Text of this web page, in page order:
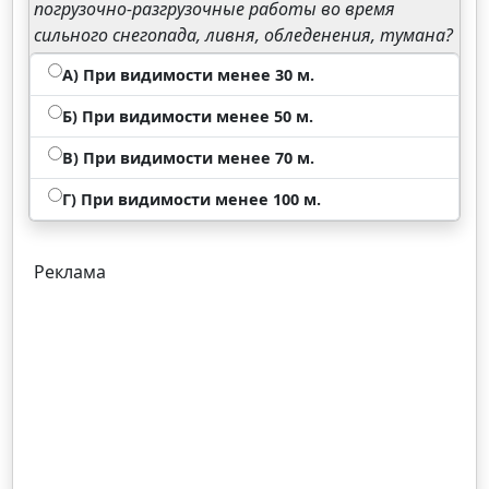
погрузочно-разгрузочные работы во время
сильного снегопада, ливня, обледенения, тумана?
А) При видимости менее 30 м.
Б) При видимости менее 50 м.
В) При видимости менее 70 м.
Г) При видимости менее 100 м.
Реклама